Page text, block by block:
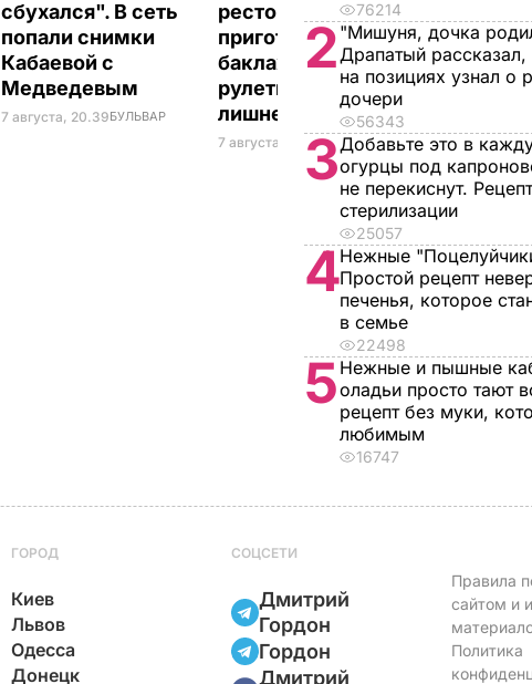
сбухался". В сеть
попали снимки
Кабаевой с
Медведевым
7 августа, 20.39БУЛЬВАР
ресторана. Как
приготовить нежные
баклажанные
рулетики без
лишнего жира
7 августа, 20.17БУЛЬВАР
его сын
7 августа, 19.44
76214
2 "Мишуня, дочка
Драпатый
на позициях узнал о
дочери
56343
3Добавьте это в
огурцы под
не перекиснут.
стерилизации
25057
4Нежные
Простой рецепт
печенья, которое
в семье
22498
5 Нежные и пышные
оладьи просто тают
рецепт без муки,
любимым
16747
ГОРОД
Киев
Львов
Одесса
Донецк
СОЦСЕТИ
Дмитрий
Гордон
Гордон
Дмитрий
Правила
сайтом и
Политика